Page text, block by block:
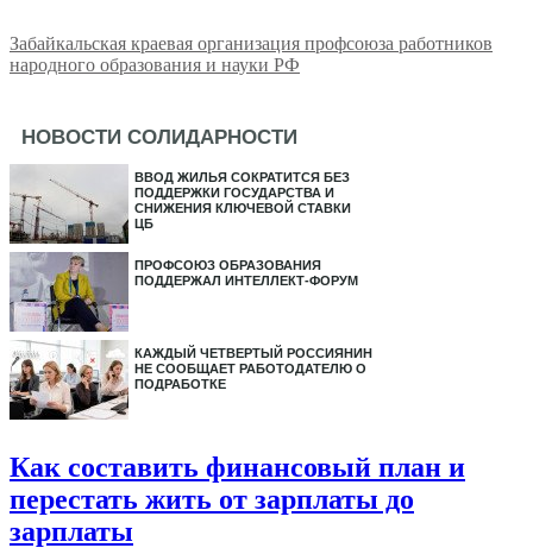
Забайкальская краевая организация профсоюза работников
народного образования и науки РФ
НОВОСТИ СОЛИДАРНОСТИ
ВВОД ЖИЛЬЯ СОКРАТИТСЯ БЕЗ
ПОДДЕРЖКИ ГОСУДАРСТВА И
СНИЖЕНИЯ КЛЮЧЕВОЙ СТАВКИ
ЦБ
ПРОФСОЮЗ ОБРАЗОВАНИЯ
ПОДДЕРЖАЛ ИНТЕЛЛЕКТ-ФОРУМ
КАЖДЫЙ ЧЕТВЕРТЫЙ РОССИЯНИН
НЕ СООБЩАЕТ РАБОТОДАТЕЛЮ О
ПОДРАБОТКЕ
Как составить финансовый план и
перестать жить от зарплаты до
зарплаты